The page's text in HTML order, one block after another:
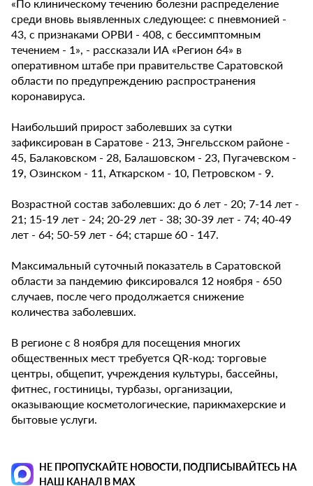
«По клиническому течению болезни распределение
среди вновь выявленных следующее: с пневмонией -
43, с признаками ОРВИ - 408, с бессимптомным
течением - 1», - рассказали ИА «Регион 64» в
оперативном штабе при правительстве Саратовской
области по предупреждению распространения
коронавируса.
Наибольший прирост заболевших за сутки
зафиксирован в Саратове - 213, Энгельсском районе -
45, Балаковском - 28, Балашовском - 23, Пугачевском -
19, Озинском - 11, Аткарском - 10, Петровском - 9.
Возрастной состав заболевших: до 6 лет - 20; 7-14 лет -
21; 15-19 лет - 24; 20-29 лет - 38; 30-39 лет - 74; 40-49
лет - 64; 50-59 лет - 64; старше 60 - 147.
Максимальный суточный показатель в Саратовской
области за пандемию фиксировался 12 ноября - 650
случаев, после чего продолжается снижение
количества заболевших.
В регионе с 8 ноября для посещения многих
общественных мест требуется QR-код: торговые
центры, общепит, учреждения культуры, бассейны,
фитнес, гостиницы, турбазы, организации,
оказывающие косметологические, парикмахерские и
бытовые услуги.
НЕ ПРОПУСКАЙТЕ НОВОСТИ, ПОДПИСЫВАЙТЕСЬ НА
НАШ КАНАЛ В MAX